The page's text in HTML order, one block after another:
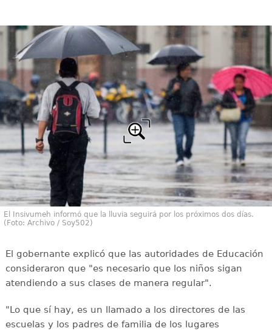
El Insivumeh informó que la lluvia seguirá por los próximos dos días.
(Foto: Archivo / Soy502)
El gobernante explicó que las autoridades de Educación
consideraron que "es necesario que los niños sigan
atendiendo a sus clases de manera regular".
"Lo que sí hay, es un llamado a los directores de las
escuelas y los padres de familia de los lugares